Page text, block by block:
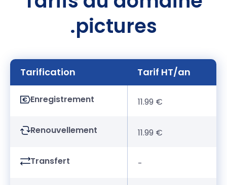
.pictures
Tarification Tarif HT/an
Enregistrement 11.99 €
Renouvellement 11.99 €
Transfert -